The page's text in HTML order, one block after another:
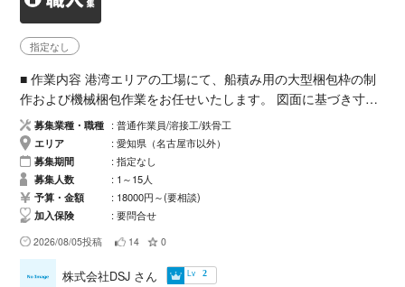
指定なし
​■ 作業内容 港湾エリアの工場にて、船積み用の大型梱包枠の制
作および機械梱包作業をお任せいたします。 ​図面に基づき寸法
を確認し、必要材料を切り出し ​穴あけ・溶接・組み立て ​完成し
た梱包枠を使用した製品梱包 ​※高度な専門技術は必要なく、平
付け溶接ができるレベルであれば十分対応可能です。弊社の従
業員も一緒に作業しますので、初めての作業でも安心して取り
組んでいただけます。 ​■ 対象となる協力会社様 ​鉄工関係に従事
されている会社様 ​「興味がある」「新しい分野に挑戦したい」
という意欲をお持ちの会社様も大歓迎です。一人親方様も可能
です。 ​■ 募集要項 ​募集人数： 1名〜15名程度 ​単価： 1日あたり
18,000円（要相談）
募集業種・職種
普通作業員/溶接工/鉄骨工
エリア
愛知県（名古屋市以外）
募集期間
指定なし
募集人数
1～15人
予算・金額
18000円～(要相談)
加入保険
要問合せ
2026/08/05投稿 14 0
株式会社DSJ さん Lv 2